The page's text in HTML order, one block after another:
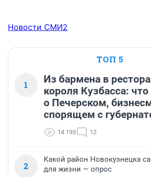
Новости СМИ2
ТОП 5
1
Из бармена в
короля Кузбасса:
о Печерском,
спорящем с
14 193 12
2
Какой район Новокузнецка
для жизни — опрос